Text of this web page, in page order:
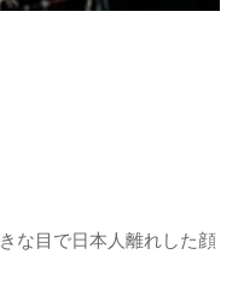
な目で日本人離れした顔